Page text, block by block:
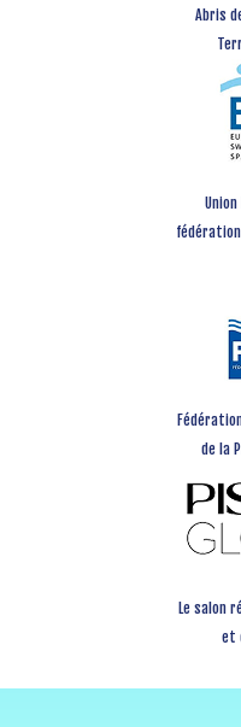
Abris
de la
Le salon
et